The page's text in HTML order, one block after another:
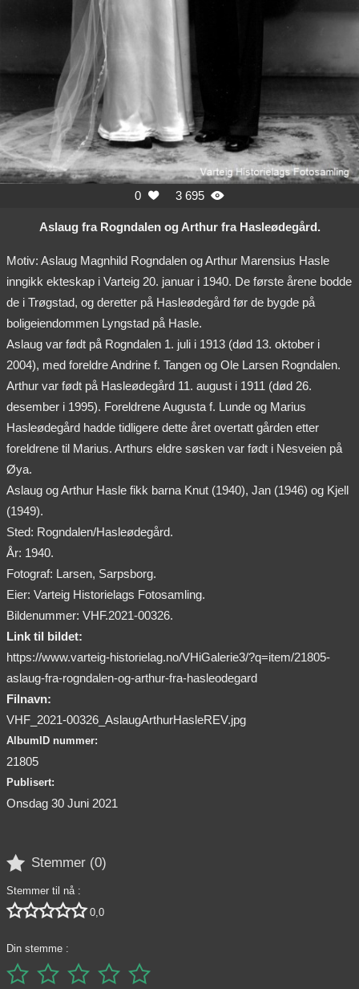
0  3 695 
Aslaug fra Rogndalen og Arthur fra Hasleødegård.
Motiv: Aslaug Magnhild Rogndalen og Arthur Marensius Hasle
inngikk ekteskap i Varteig 20. januar i 1940. De første årene bodde
de i Trøgstad, og deretter på Hasleødegård før de bygde på
boligeiendommen Lyngstad på Hasle.
Aslaug var født på Rogndalen 1. juli i 1913 (død 13. oktober i
2004), med foreldre Andrine f. Tangen og Ole Larsen Rogndalen.
Arthur var født på Hasleødegård 11. august i 1911 (død 26.
desember i 1995). Foreldrene Augusta f. Lunde og Marius
Hasleødegård hadde tidligere dette året overtatt gården etter
foreldrene til Marius. Arthurs eldre søsken var født i Nesveien på
Øya.
Aslaug og Arthur Hasle fikk barna Knut (1940), Jan (1946) og Kjell
(1949).
Sted: Rogndalen/Hasleødegård.
År: 1940.
Fotograf: Larsen, Sarpsborg.
Eier: Varteig Historielags Fotosamling.
Bildenummer: VHF.2021-00326.
Link til bildet:
https://www.varteig-historielag.no/VHiGalerie3/?q=item/21805-
aslaug-fra-rogndalen-og-arthur-fra-hasleodegard
Filnavn:
VHF_2021-00326_AslaugArthurHasleREV.jpg
AlbumID nummer:
21805
Publisert:
Onsdag 30 Juni 2021
 Stemmer (0)
Stemmer til nå :
 0,0
Din stemme :
    